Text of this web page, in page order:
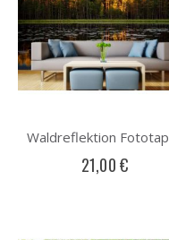
21,00 €